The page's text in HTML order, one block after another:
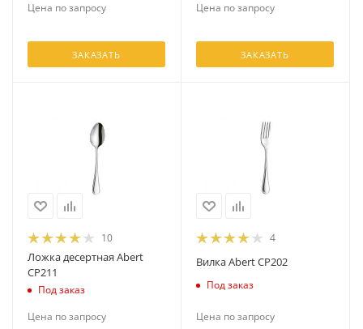
Цена по запросу
ЗАКАЗАТЬ
Цена по запросу
ЗАКАЗАТЬ
10
Ложка десертная Abert
CP211
Под заказ
Цена по запросу
4
Вилка Abert CP202
Под заказ
Цена по запросу